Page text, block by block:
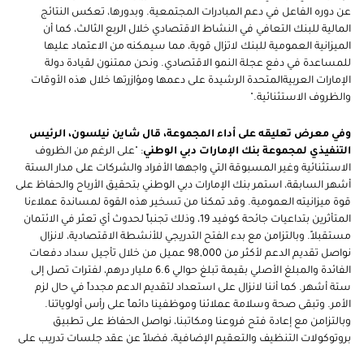
عن دوره الفاعل في دعم المبادرات المجتمعية. وبدورها، تعكس النتائج
المالية للبنك التعافي في النشاط الاقتصادي خلال الربع الثالث، كما أن
الميزانية العمومية للبنك لاتزال قوية، مما سيمكنه من الاعتماد عليها
للمساعدة في دفع عجلة النمو الاقتصادي. ونحن ممتنون لقيادة دولة
الإمارات العربيةالمتحدة الرشيدة على دعمها ومؤازرتها خلال هذه الأوقات
والظروف الاستثنائية."
وفي معرض تعليقه على أداء المجموعة، قال شاين نيلسون، الرئيس
التنفيذي لمجموعة بنك الإمارات دبي الوطني: "على الرغم من الظروف
الاستثنائية وغير المسبوقة التي واجهها الأفراد والشركات على مدار الستة
أشهر السابقة، استمر بنك الإمارات دبي الوطني بتحقيق الأرباح والحفاظ على
قوة ميزانيته العمومية. وقد تمكنا من تسخير هذه القوة لمساندة عملاءنا
المتأثرين بتداعيات جائحة كوفيد 19، وذلك تجنباً لحدوث أي تعثر في الائتمان
مستقبلاً. وبالتزامن مع بدء الفتح التدريجي للأنشطة الاقتصادية، لانزال
نواصل تقديم الدعم لأكثر من 98,000 عميل من خلال تأجيل سداد دفعات
الفائدة والمبلغ الأصلي بقيمة تبلغ حوالي 6.6 مليار درهم، لفترات تصل إلى
ستة أشهر. كما أننا لانزال على استعداد لتقديم الدعم مجدداً في حال لزم
الأمر. وتبقى صحة وسلامة عملائنا وموظفينا دائماً على رأس أولوياتنا.
وبالتزامن مع إعادة فتح فروعنا ومكاتبنا، نواصل الحفاظ على تطبيق
بروتوكولات التنظيف والتعقيم الإضافية، فضلاً عن عقد جلسات تدريب على